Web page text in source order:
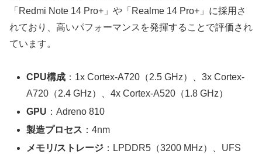
「Redmi Note 14 Pro+」や「Realme 14 Pro+」に採用さ
れており、高いパフォーマンスを発揮することで評価され
ています。
CPU構成 ：1x Cortex-A720（2.5 GHz）、3x Cortex-
A720（2.4 GHz）、4x Cortex-A520（1.8 GHz）
GPU ：Adreno 810
製造プロセス ：4nm
メモリ/ストレージ ：LPDDR5（3200 MHz）、UFS